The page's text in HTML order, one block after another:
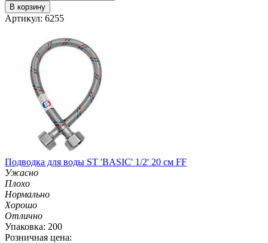
В корзину
Артикул: 6255
Подводка для воды ST 'BASIC' 1/2' 20 см FF
Ужасно
Плохо
Нормально
Хорошо
Отлично
Упаковка: 200
Розничная цена: